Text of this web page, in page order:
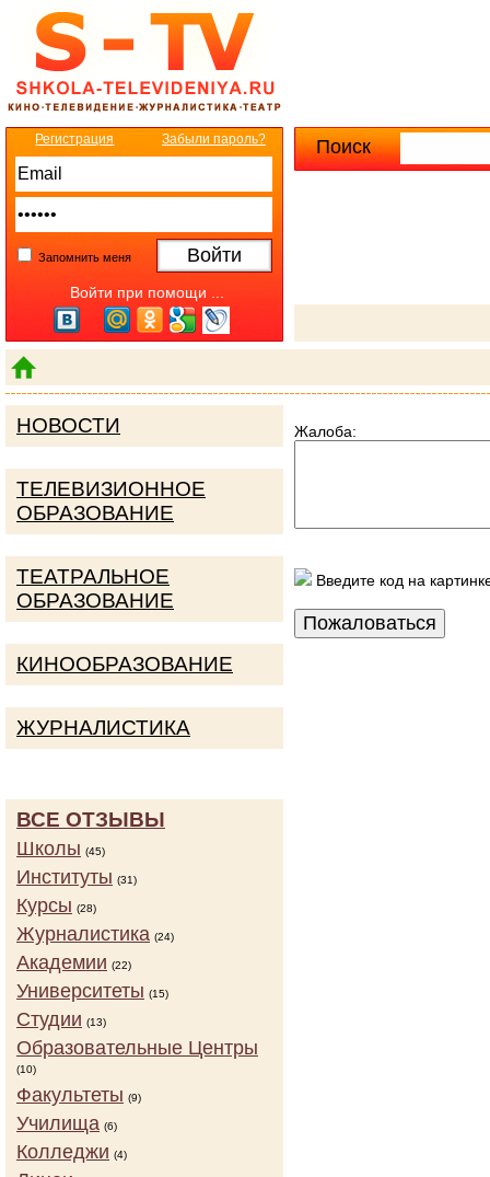
Поиск
Регистрация Забыли пароль?
Запомнить меня
Войти при помощи ...
Жалоба:
Введите код на
НОВОСТИ
ТЕЛЕВИЗИОННОЕ
ОБРАЗОВАНИЕ
ТЕАТРАЛЬНОЕ
ОБРАЗОВАНИЕ
КИНООБРАЗОВАНИЕ
ЖУРНАЛИСТИКА
ВСЕ ОТЗЫВЫ
Школы (45)
Институты (31)
Курсы (28)
Журналистика (24)
Академии (22)
Университеты (15)
Студии (13)
Образовательные Центры
(10)
Факультеты (9)
Училища (6)
Колледжи (4)